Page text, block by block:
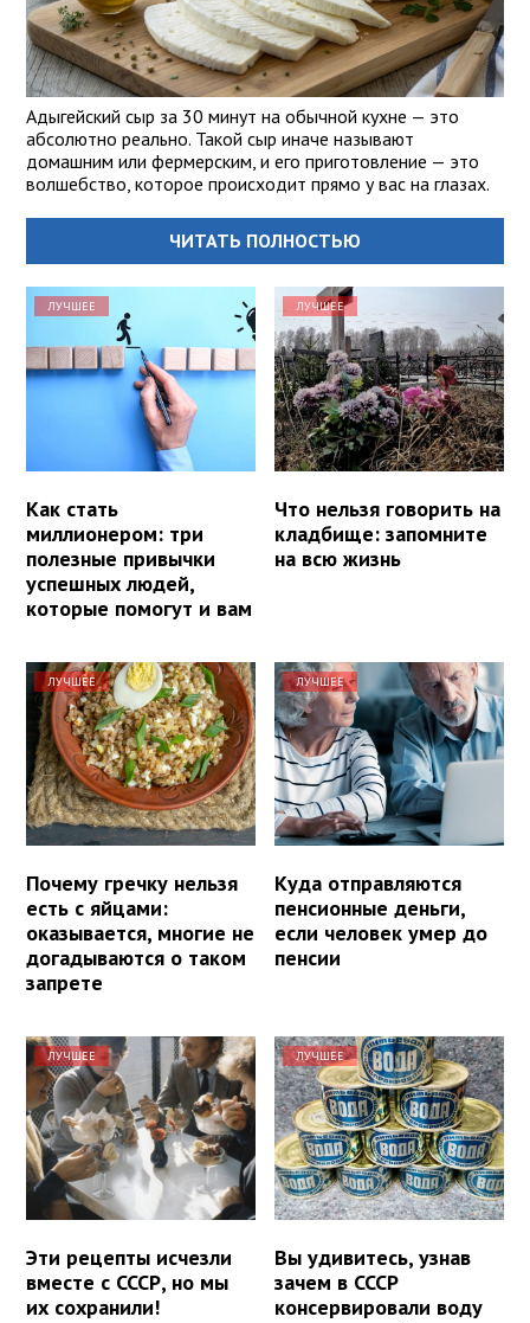
Адыгейский сыр за 30 минут на обычной кухне — это
абсолютно реально. Такой сыр иначе называют
домашним или фермерским, и его приготовление — это
волшебство, которое происходит прямо у вас на глазах.
ЧИТАТЬ ПОЛНОСТЬЮ
ЛУЧШЕЕ
Как стать
миллионером: три
полезные привычки
успешных людей,
которые помогут и вам
ЛУЧШЕЕ
Что нельзя говорить на
кладбище: запомните
на всю жизнь
ЛУЧШЕЕ
Почему гречку нельзя
есть с яйцами:
оказывается, многие не
догадываются о таком
запрете
ЛУЧШЕЕ
Куда отправляются
пенсионные деньги,
если человек умер до
пенсии
ЛУЧШЕЕ
Эти рецепты исчезли
вместе с СССР, но мы
их сохранили!
ЛУЧШЕЕ
Вы удивитесь, узнав
зачем в СССР
консервировали воду